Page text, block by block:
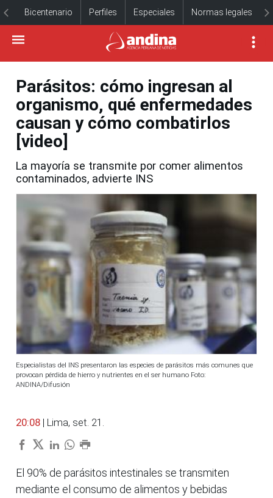
Bicentenario Perfiles Especiales Normas legales
Parásitos: cómo ingresan al
organismo, qué enfermedades
causan y cómo combatirlos
[video]
La mayoría se transmite por comer alimentos
contaminados, advierte INS
Especialistas del INS presentaron las especies de parásitos más comunes que
provocan pérdida de hierro y nutrientes en el ser humano Foto:
ANDINA/Difusión
20:08 | Lima, set. 21.
El 90% de parásitos intestinales se transmiten
mediante el consumo de alimentos y bebidas